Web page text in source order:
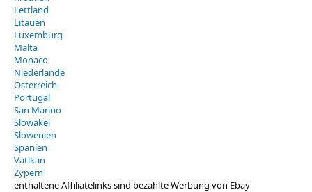
Lettland
Litauen
Luxemburg
Malta
Monaco
Niederlande
Österreich
Portugal
San Marino
Slowakei
Slowenien
Spanien
Vatikan
Zypern
enthaltene Affiliatelinks sind bezahlte Werbung von Ebay